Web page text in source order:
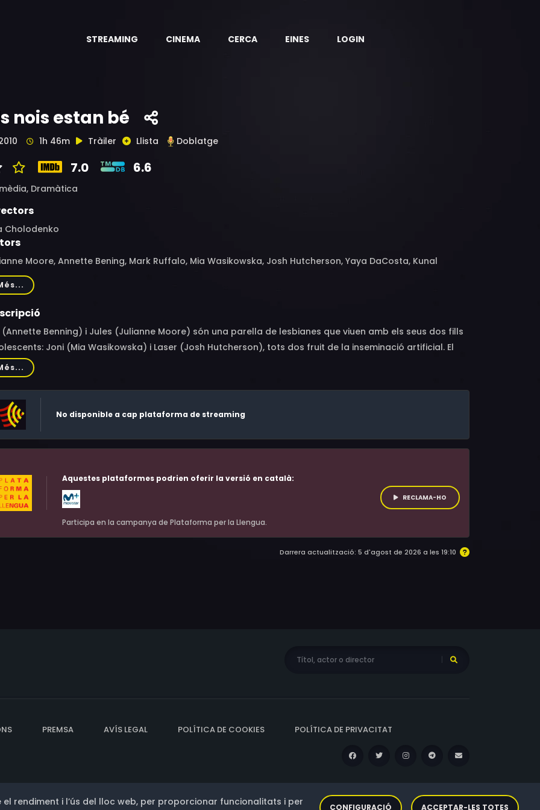
STREAMING CINEMA CERCA EINES LOGIN
nois estan bé
1h 46m Tràiler Llista Doblatge
7.0 6.6
Dramàtica
Cholodenko
Moore, Annette Bening, Mark Ruffalo, Mia Wasikowska, Josh Hutcherson, Yaya DaCosta, Kunal
Eddie Hassell, Zosia Mamet, Joaquín Garrido, Rebecca Lawrence Levy, Lisa Eisner, Eric Eisner, Sasha
James MacDonald, Margo Victor, Stuart Blumberg, Diego Calderón, Amy Grabow, Nino Nava
(Annette Benning) i Jules (Julianne Moore) són una parella de lesbianes que viuen amb els seus dos fills
Joni (Mia Wasikowska) i Laser (Josh Hutcherson), tots dos fruit de la inseminació artificial. El
obsessiona els dos nois és conèixer el seu pare biològic (Mark Ruffalo). Per un caprici del destí el troben
que formi part de les seves vides, encara que naturalment ensopegaran amb l'oposició de les
Però aquest no serà l'únic problema.
No disponible a cap plataforma de streaming
Aquestes plataformes podrien oferir la versió en català:
Participa en la campanya de Plataforma per la Llengua.
RECLAMA-HO
Darrera actualització: 5 d'agost de 2026 a les 19:10
PREMSA AVÍS LEGAL POLÍTICA DE COOKIES POLÍTICA DE PRIVACITAT
rendiment i l’ús del lloc web, per proporcionar funcionalitats i per
CONFIGURACIÓ ACCEPTAR-LES TOTES